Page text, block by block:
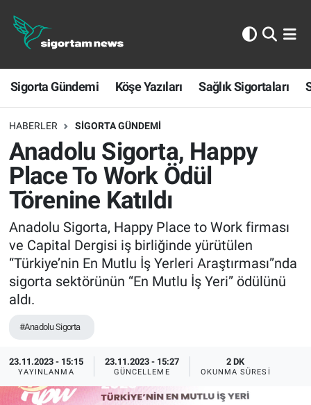
Sigorta Gündemi Köşe Yazıları Sağlık Sigortaları
HABERLER SIGORTA GÜNDEMI
Anadolu Sigorta, Happy
Place To Work Ödül
Törenine Katıldı
Anadolu Sigorta, Happy Place to Work firması
ve Capital Dergisi iş birliğinde yürütülen
“Türkiye’nin En Mutlu İş Yerleri Araştırması”nda
sigorta sektörünün “En Mutlu İş Yeri” ödülünü
aldı.
#Anadolu Sigorta
23.11.2023 - 15:15
YAYINLANMA
23.11.2023 - 15:27
GÜNCELLEME
2 DK
OKUNMA SÜRESI
Sigorta Gündemi
Köşe Yazıları
Sağlık Sigortaları
Sporun Sigortası
Ekonomi